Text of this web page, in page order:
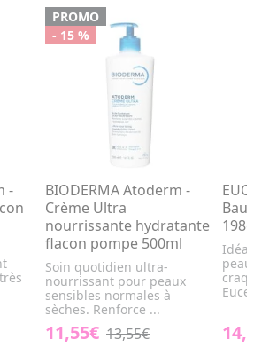
-
PROMO
- 15 %
BIODERMA Atoderm -
Crème Ultra
nourrissante hydratante
flacon pompe 500ml
Soin quotidien ultra-
nourrissant pour peaux
sensibles normales à
sèches. Renforce ...
11,55€ 13,55€
198g